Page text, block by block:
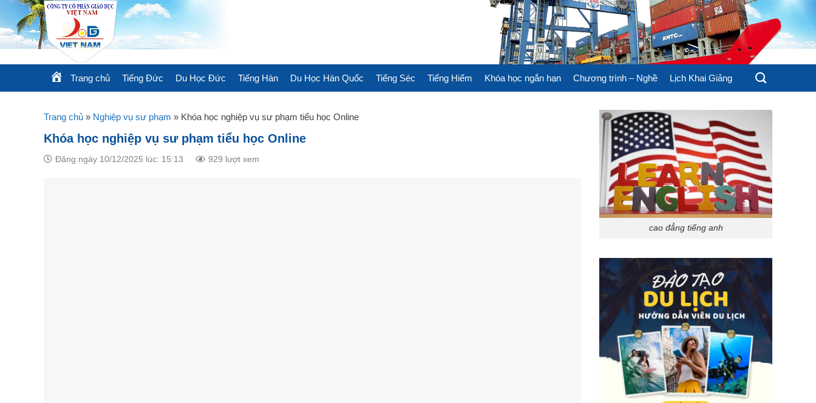
to
content
Trang chủ Tiếng Đức Du Học Đức Tiếng Hàn Du Học Hàn Quốc Tiếng Séc Tiếng Hiếm Khóa học ngắn hạn Chương trình – Nghề Lịch Khai Giảng
Trang chủ » Nghiệp vụ sư phạm » Khóa học nghiệp vụ sư phạm tiểu học Online
Khóa học nghiệp vụ sư phạm tiểu học Online
Đăng ngày 10/12/2025 lúc: 15:13 929 lượt xem
cao đẳng tiếng anh